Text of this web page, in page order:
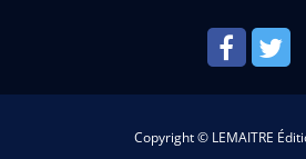
Copyright © LEMAITRE